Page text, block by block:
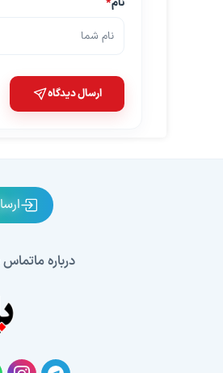
نام*
ارسال دیدگاه
درباره ماتماس